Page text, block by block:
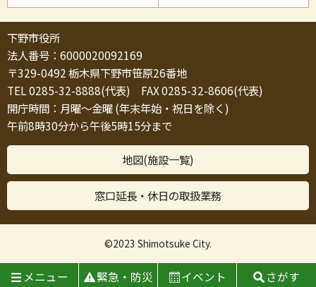
下野市役所
法人番号：6000020092169
〒329-0492 栃木県下野市笹原26番地
TEL 0285-32-8888(代表) FAX 0285-32-8606(代表)
開庁時間：月曜～金曜 (年末年始・祝日を除く)
午前8時30分から午後5時15分まで
地図(施設一覧)
窓口延長・休日の取扱業務
©2023 Shimotsuke City.
メニュー 緊急・防災 イベント さがす